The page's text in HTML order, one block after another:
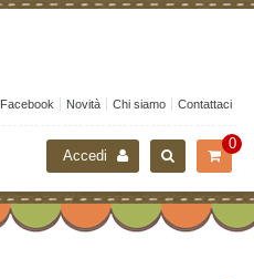
Facebook Novità Chi siamo Contattaci
0
Accedi